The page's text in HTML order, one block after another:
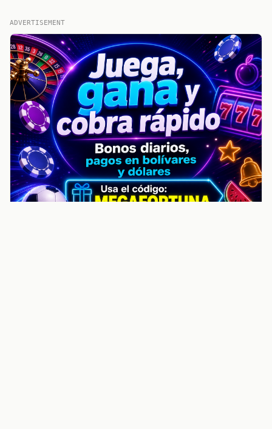
ADVERTISEMENT